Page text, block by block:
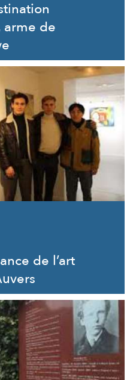
arme de
de l’art